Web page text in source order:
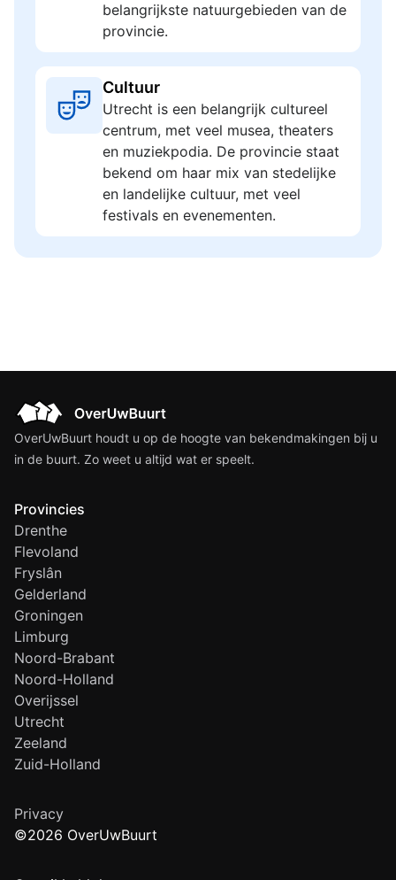
belangrijkste natuurgebieden van de
provincie.
Cultuur
Utrecht is een belangrijk cultureel
centrum, met veel musea, theaters
en muziekpodia. De provincie staat
bekend om haar mix van stedelijke
en landelijke cultuur, met veel
festivals en evenementen.
OverUwBuurt houdt u op de hoogte van bekendmakingen bij u
in de buurt. Zo weet u altijd wat er speelt.
Provincies
Drenthe
Flevoland
Fryslân
Gelderland
Groningen
Limburg
Noord-Brabant
Noord-Holland
Overijssel
Utrecht
Zeeland
Zuid-Holland
Privacy
©2026 OverUwBuurt